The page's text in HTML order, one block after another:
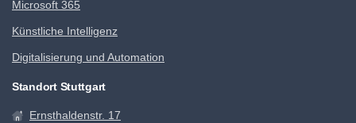
Microsoft 365
Künstliche Intelligenz
Digitalisierung und Automation
Standort Stuttgart
Ernsthaldenstr. 17